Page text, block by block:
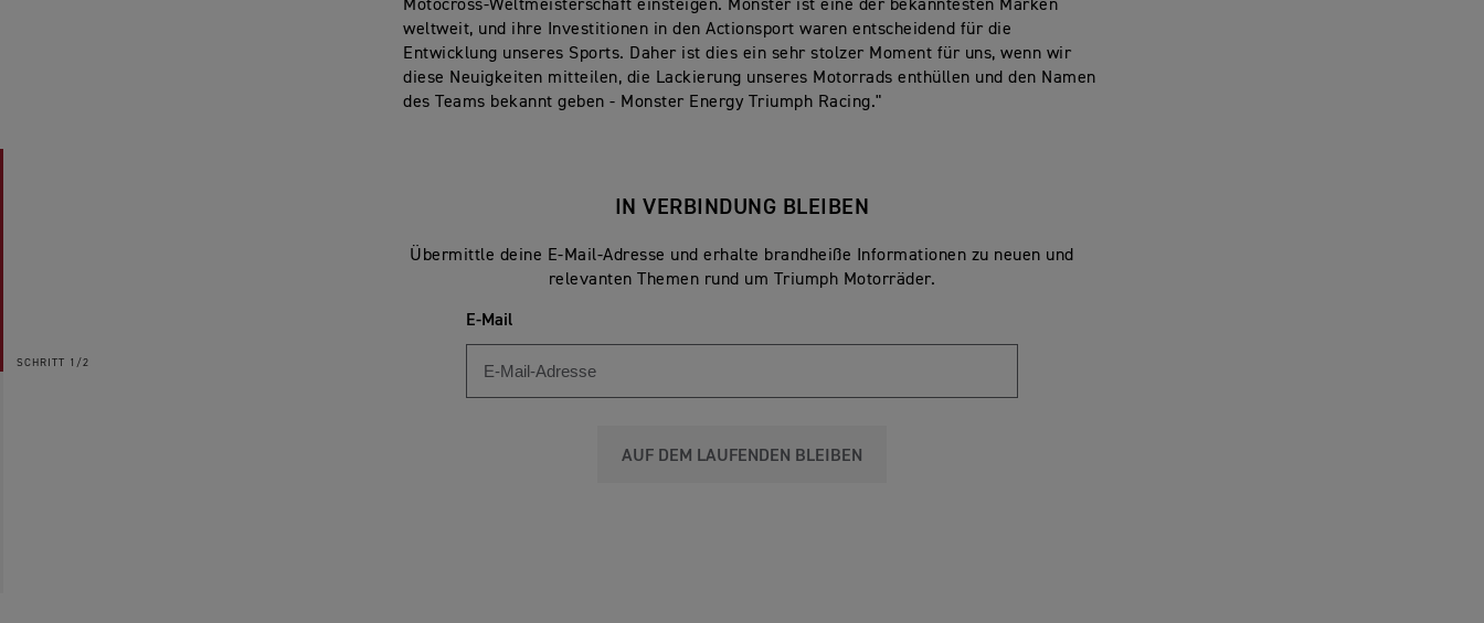
Motocross-Weltmeisterschaft einsteigen. Monster ist eine der bekanntesten Marken
weltweit, und ihre Investitionen in den Actionsport waren entscheidend für die
Entwicklung unseres Sports. Daher ist dies ein sehr stolzer Moment für uns, wenn wir
diese Neuigkeiten mitteilen, die Lackierung unseres Motorrads enthüllen und den Namen
des Teams bekannt geben - Monster Energy Triumph Racing."
SCHRITT 1/2
IN VERBINDUNG BLEIBEN
Übermittle deine E-Mail-Adresse und erhalte brandheiße Informationen zu neuen und
relevanten Themen rund um Triumph Motorräder.
E-Mail
AUF DEM LAUFENDEN BLEIBEN